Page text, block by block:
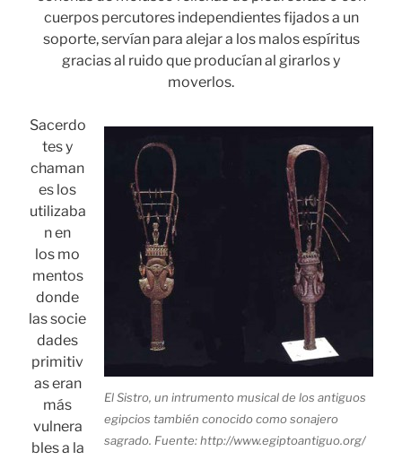
cuerpos percutores independientes fijados a un
soporte, servían para alejar a los malos espíritus
gracias al ruido que producían al girarlos y
moverlos.
El Sistro, un intrumento musical de los antiguos
egipcios también conocido como sonajero
sagrado. Fuente: http://www.egiptoantiguo.org/
Sacerdo
tes y
chaman
es los
utilizaba
n en
los mo
mentos
donde
las socie
dades
primitiv
as eran
más
vulnera
bles a la